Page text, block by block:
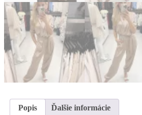
Popis Ďalšie informácie